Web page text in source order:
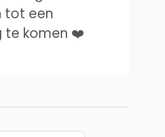
gevallen)
de meiden
blij met de
tot een
te komen ❤️